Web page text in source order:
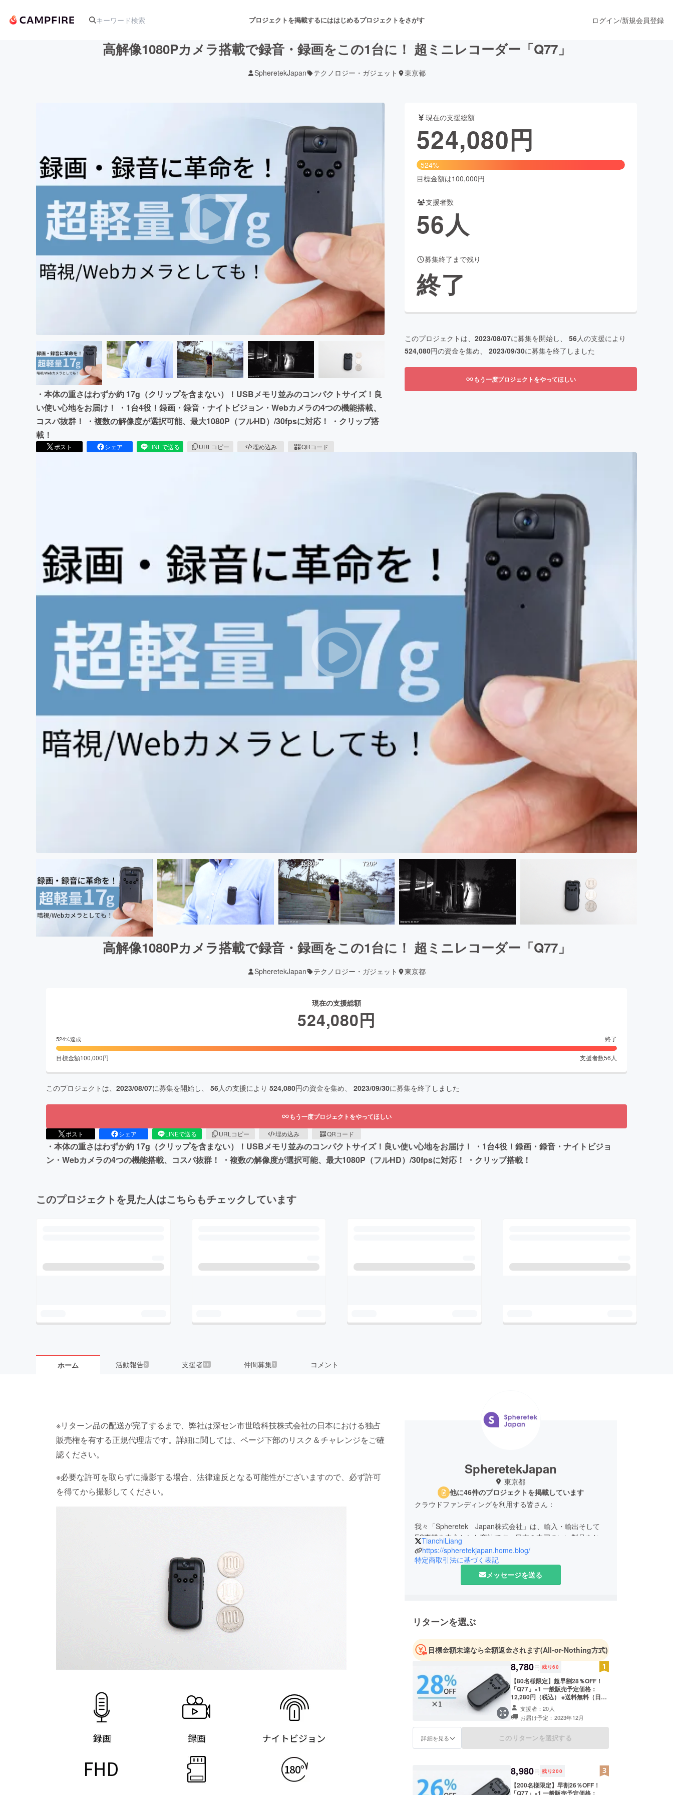
プロジェクトを掲載するにははじめるプロジェクトをさがす
舞台・パフォーマンス
ゲーム・サービス開発 ファッション
映像・映画 書籍・雑誌出版
ビジネス・起業 チャレンジ ビューティー・ヘルスケア
まちづくり・地域活性化
CAMPFIRE for Social Good
CAMPFIREふるさと納税
ログイン/新規会員登録
高解像1080Pカメラ搭載で録音・録画をこの1台に！ 超ミニレコーダー「Q77」
SpheretekJapan テクノロジー・ガジェット 東京都
・本体の重さはわずか約 17g（クリップを含まない）！USBメモリ並みのコンパクトサイズ！良
い使い心地をお届け！ ・1台4役！録画・録音・ナイトビジョン・Webカメラの4つの機能搭載、
コスパ抜群！ ・複数の解像度が選択可能、最大1080P（フルHD）/30fpsに対応！ ・クリップ搭
載！
ポスト シェア LINEで送る URLコピー 埋め込み QRコード
現在の支援総額
524,080円
524%
目標金額は100,000円
支援者数
56人
募集終了まで残り
終了
このプロジェクトは、 2023/08/07に募集を開始し、 56人の支援により
524,080円の資金を集め、 2023/09/30に募集を終了しました
もう一度プロジェクトをやってほしい
高解像1080Pカメラ搭載で録音・録画をこの1台に！ 超ミニレコーダー「Q77」
SpheretekJapan テクノロジー・ガジェット 東京都
現在の支援総額
524,080円
524%達成 終了
目標金額100,000円 支援者数56 人
このプロジェクトは、 2023/08/07に募集を開始し、 56人の支援により 524,080円の資金を集め、 2023/09/30に募集を終了しました
もう一度プロジェクトをやってほしい
ポスト シェア LINEで送る URLコピー 埋め込み QRコード
・本体の重さはわずか約 17g（クリップを含まない）！USBメモリ並みのコンパクトサイズ！良い使い心地をお届け！ ・1台4役！録画・録音・ナイトビジョ
ン・Webカメラの4つの機能搭載、コスパ抜群！ ・複数の解像度が選択可能、最大1080P（フルHD）/30fpsに対応！ ・クリップ搭載！
このプロジェクトを見た人はこちらもチェックしています
ホーム 活動報告2 支援者56 仲間募集 1 コメント
※リターン品の配送が完了するまで、弊社は深セン市世晗科技株式会社の日本における独占
販売権を有する正規代理店です。詳細に関しては、ページ下部のリスク＆チャレンジをご確
認ください。
※必要な許可を取らずに撮影する場合、法律違反となる可能性がございますので、必ず許可
を得てから撮影してください。
SpheretekJapan
東京都
他に46件のプロジェクトを掲載しています
クラウドファンディングを利用する皆さん：
我々「Spheretek Japan株式会社」は、輸入・輸出そして
EC事業を中心とした商社です。日本＆中国のいい製品をお互
いに紹介・販売することで、皆により良い生活をもたらすの
は我々の長久の目標です。
弊社の主な製品範囲は：電子製品（スマホ関連、スピーカー
https://spheretekjapan.home.blog/
引き続きよろしくお願いいたします。
TianchiLiang
https://spheretekjapan.home.blog/
特定商取引法に基づく表記
メッセージを送る
リターンを選ぶ
目標金額未達なら全額返金されます(All-or-Nothing方式)
8,780円 残り60
【80名様限定】超早割28％OFF！
「Q77」×1 一般販売予定価格：
12,280円（税込） ※送料無料（日本
国内限定） 内容物： 「Q77」本体
×1 USB Type-A to Type-C充電ケー
ブル×1 日本語取扱説明書×1
支援者：20人
お届け予定：2023年12月
詳細を見る このリターンを選択する
8,980円 残り200
【200名様限定】早割26％OFF！
「Q77」×1 一般販売予定価格：